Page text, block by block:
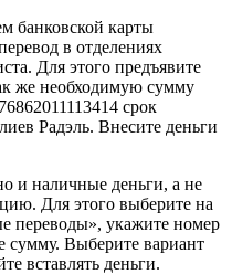
банковской карты
в отделениях
Для этого предъявите
же необходимую сумму
срок
Радэль. Внесите деньги
и наличные деньги, а не
Для этого выберите на
переводы», укажите номер
сумму. Выберите вариант
вставлять деньги.